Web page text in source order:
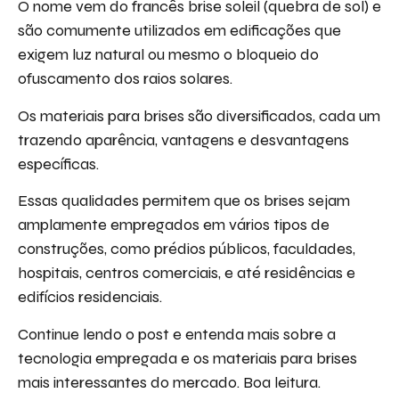
O nome vem do francês brise soleil (quebra de sol) e
são comumente utilizados em edificações que
exigem luz natural ou mesmo o bloqueio do
ofuscamento dos raios solares.
Os materiais para brises são diversificados, cada um
trazendo aparência, vantagens e desvantagens
específicas.
Essas qualidades permitem que os brises sejam
amplamente empregados em vários tipos de
construções, como prédios públicos, faculdades,
hospitais, centros comerciais, e até residências e
edifícios residenciais.
Continue lendo o post e entenda mais sobre a
tecnologia empregada e os materiais para brises
mais interessantes do mercado. Boa leitura.